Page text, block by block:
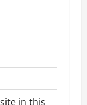
in this